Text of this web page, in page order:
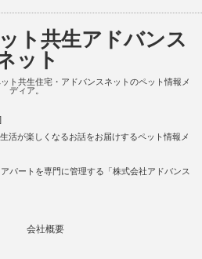
ト共生アドバンス
ット
ト共生住宅・アドバンスネットのペット情報メ
ディア。
活が楽しくなるお話をお届けするペット情報メ
パートを専門に管理する「株式会社アドバンス
会社概要